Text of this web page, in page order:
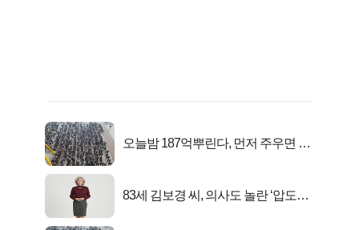
오늘밤 187억뿌린다, 먼저 주우면 최
83세 김보경 씨, 의사도 놀란 ‘압도적